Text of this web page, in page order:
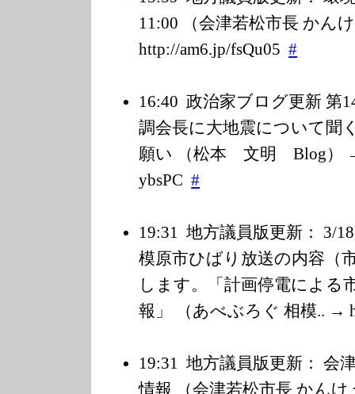
11:00 （会津若松市長 かん
http://am6.jp/fsQu05 #
16:40 政治家ブログ更新 第
調会長に大地震について
願い （松本 文明 Blog）
ybsPC #
19:31 地方議員版更新： 3/
模原市ひばり放送の内容（
します。「計画停電による
報」 （あべぶろぐ 相模.. →
19:31 地方議員版更新： 会
情報 （会津若松市長 かん